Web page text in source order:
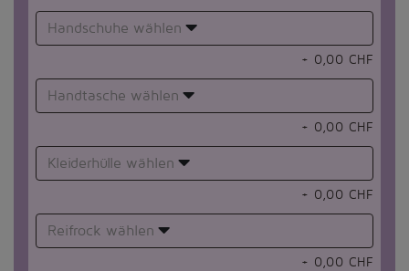
Handschuhe wählen
+ 0,00 CHF
Handtasche wählen
+ 0,00 CHF
Kleiderhülle wählen
+ 0,00 CHF
Reifrock wählen
+ 0,00 CHF